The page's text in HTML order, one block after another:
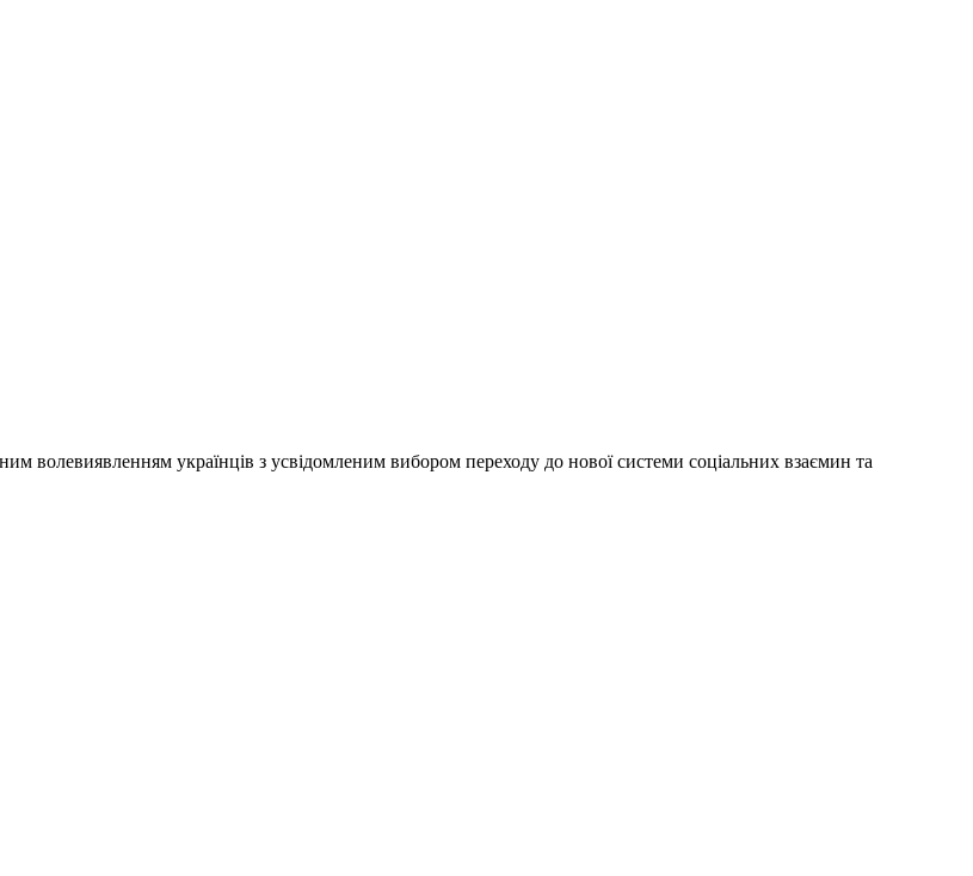
українців з усвідомленим вибором переходу до нової системи соціальних взаємин та